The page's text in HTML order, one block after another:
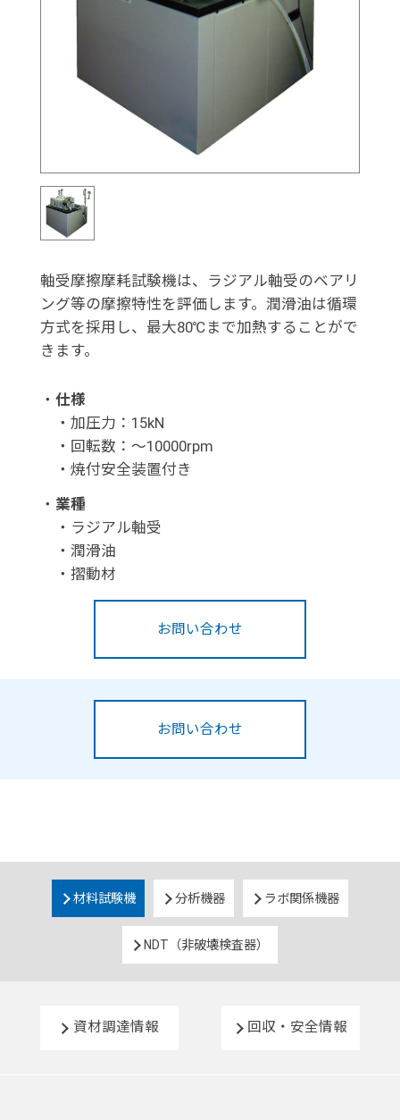
軸受摩擦摩耗試験機は、ラジアル軸受のベアリ
ング等の摩擦特性を評価します。潤滑油は循環
方式を採用し、最大80℃まで加熱することがで
きます。
・ 仕様
・加圧力：15kN
・回転数：～10000rpm
・焼付安全装置付き
・ 業種
・ラジアル軸受
・潤滑油
・摺動材
お問い合わせ
お問い合わせ
材料試験機 分析機器 ラボ関係機器
NDT（非破壊検査器）
資材調達情報 回収・安全情報